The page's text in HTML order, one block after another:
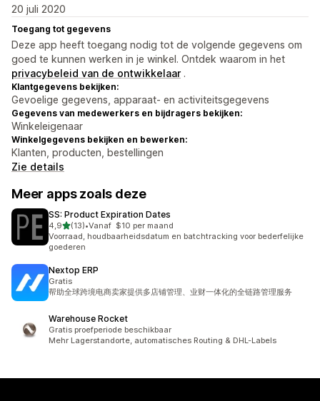
20 juli 2020
Toegang tot gegevens
Deze app heeft toegang nodig tot de volgende gegevens om
goed te kunnen werken in je winkel. Ontdek waarom in het
privacybeleid van de ontwikkelaar .
Klantgegevens bekijken:
Gevoelige gegevens, apparaat- en activiteitsgegevens
Gegevens van medewerkers en bijdragers bekijken:
Winkeleigenaar
Winkelgegevens bekijken en bewerken:
Klanten, producten, bestellingen
Zie details
Meer apps zoals deze
SS: Product Expiration Dates
4,9van 5 sterren
(13)
13 recensies in totaal
•Vanaf $10 per maand
Voorraad, houdbaarheidsdatum en batchtracking voor bederfelijke
goederen
Nextop ERP
Gratis
帮助全球跨境电商卖家提供多店铺管理、业财一体化的全链路管理服务
Warehouse Rocket
Gratis proefperiode beschikbaar
Mehr Lagerstandorte, automatisches Routing & DHL-Labels